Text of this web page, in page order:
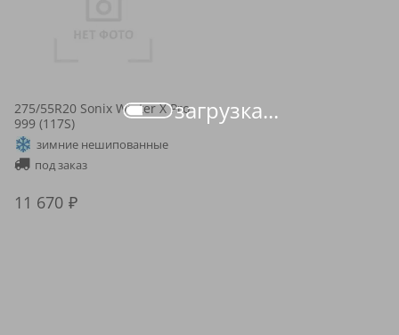
загрузка...
275/55R20 Sonix Winter X Pro
999 (117S)
зимние нешипованные
под заказ
11 670